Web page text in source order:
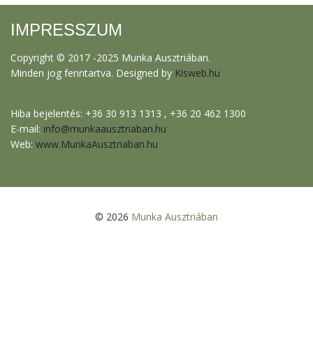
IMPRESSZUM
Copyright © 2017 -2025 Munka Ausztriában.
Minden jog fenntartva. Designed by Kisweb.hu
Hiba bejelentés: +36 30 913 1313 , +36 20 462 1300
E-mail: info@munkaausztriaban.hu
Web: www.MunkaAusztriaban.hu
© 2026 Munka Ausztriában